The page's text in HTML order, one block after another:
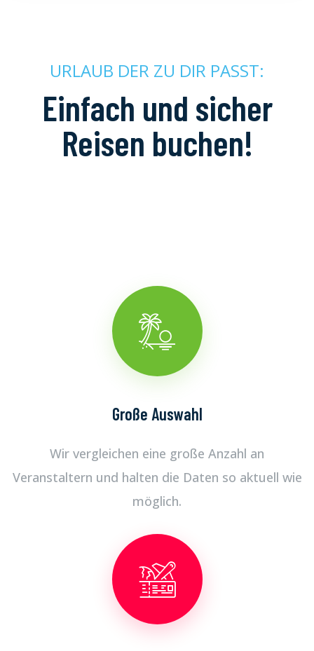
URLAUB DER ZU DIR PASST:
Einfach und sicher
Reisen buchen!
Große Auswahl
Wir vergleichen eine große Anzahl an
Veranstaltern und halten die Daten so aktuell wie
möglich.